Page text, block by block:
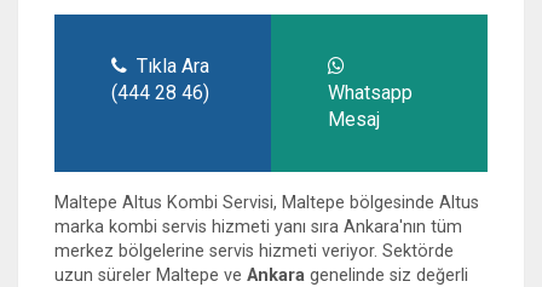
Tıkla Ara
(444 28 46)
Whatsapp
Mesaj
Maltepe Altus Kombi Servisi, Maltepe bölgesinde Altus
marka kombi servis hizmeti yanı sıra Ankara'nın tüm
merkez bölgelerine servis hizmeti veriyor. Sektörde
uzun süreler Maltepe ve Ankara genelinde siz değerli